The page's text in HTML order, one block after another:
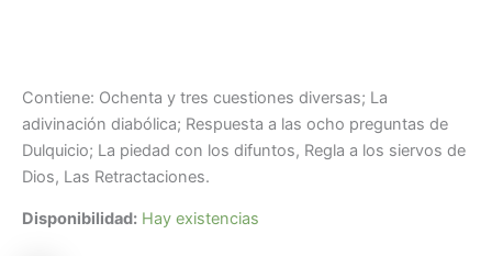
Contiene: Ochenta y tres cuestiones diversas; La
adivinación diabólica; Respuesta a las ocho preguntas de
Dulquicio; La piedad con los difuntos, Regla a los siervos de
Dios, Las Retractaciones.
Disponibilidad: Hay existencias